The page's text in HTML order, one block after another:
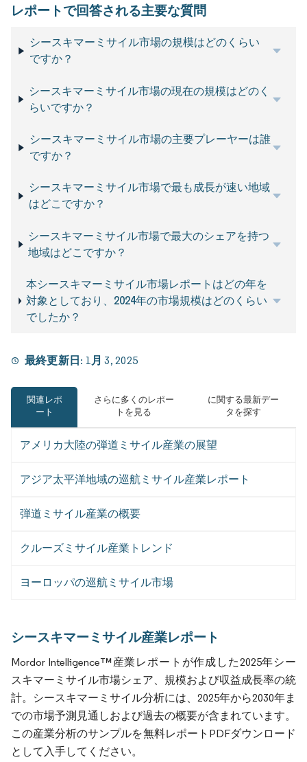
レポートで回答される主要な質問
シースキマーミサイル市場の規模はどのくらい
ですか？
シースキマーミサイル市場の現在の規模はどのく
らいですか？
シースキマーミサイル市場の主要プレーヤーは誰
ですか？
シースキマーミサイル市場で最も成長が速い地域
はどこですか？
シースキマーミサイル市場で最大のシェアを持つ
地域はどこですか？
本シースキマーミサイル市場レポートはどの年を
対象としており、2024年の市場規模はどのくらい
でしたか？
最終更新日: 1月 3, 2025
関連レポ
ート
さらに多くのレポー
トを見る
に関する最新デー
タを探す
アメリカ大陸の弾道ミサイル産業の展望
アジア太平洋地域の巡航ミサイル産業レポート
弾道ミサイル産業の概要
クルーズミサイル産業トレンド
ヨーロッパの巡航ミサイル市場
シースキマーミサイル産業レポート
Mordor Intelligence™産業レポートが作成した2025年シー
スキマーミサイル市場シェア、規模および収益成長率の統
計。シースキマーミサイル分析には、2025年から2030年ま
での市場予測見通しおよび過去の概要が含まれています。
この産業分析のサンプルを無料レポートPDFダウンロード
として入手してください。